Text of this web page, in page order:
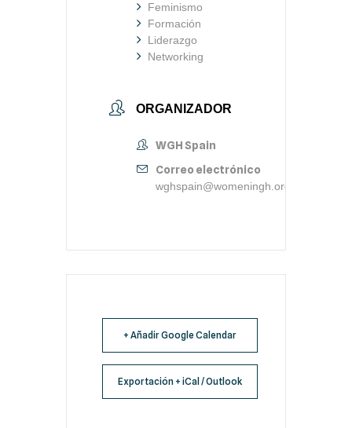
Feminismo
Formación
Liderazgo
Networking
ORGANIZADOR
WGH Spain
Correo electrónico
wghspain@womeningh.org
+ Añadir Google Calendar
Exportación + iCal / Outlook